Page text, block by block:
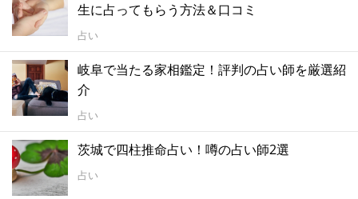
生に占ってもらう方法＆口コミ
占い
岐阜で当たる家相鑑定！評判の占い師を厳選紹
介
占い
茨城で四柱推命占い！噂の占い師2選
占い